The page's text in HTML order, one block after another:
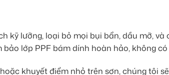
kỹ lưỡng, loại bỏ mọi bụi bẩn, dầu mỡ,
lớp PPF bám dính hoàn hảo, không
khuyết điểm nhỏ trên sơn, chúng tôi